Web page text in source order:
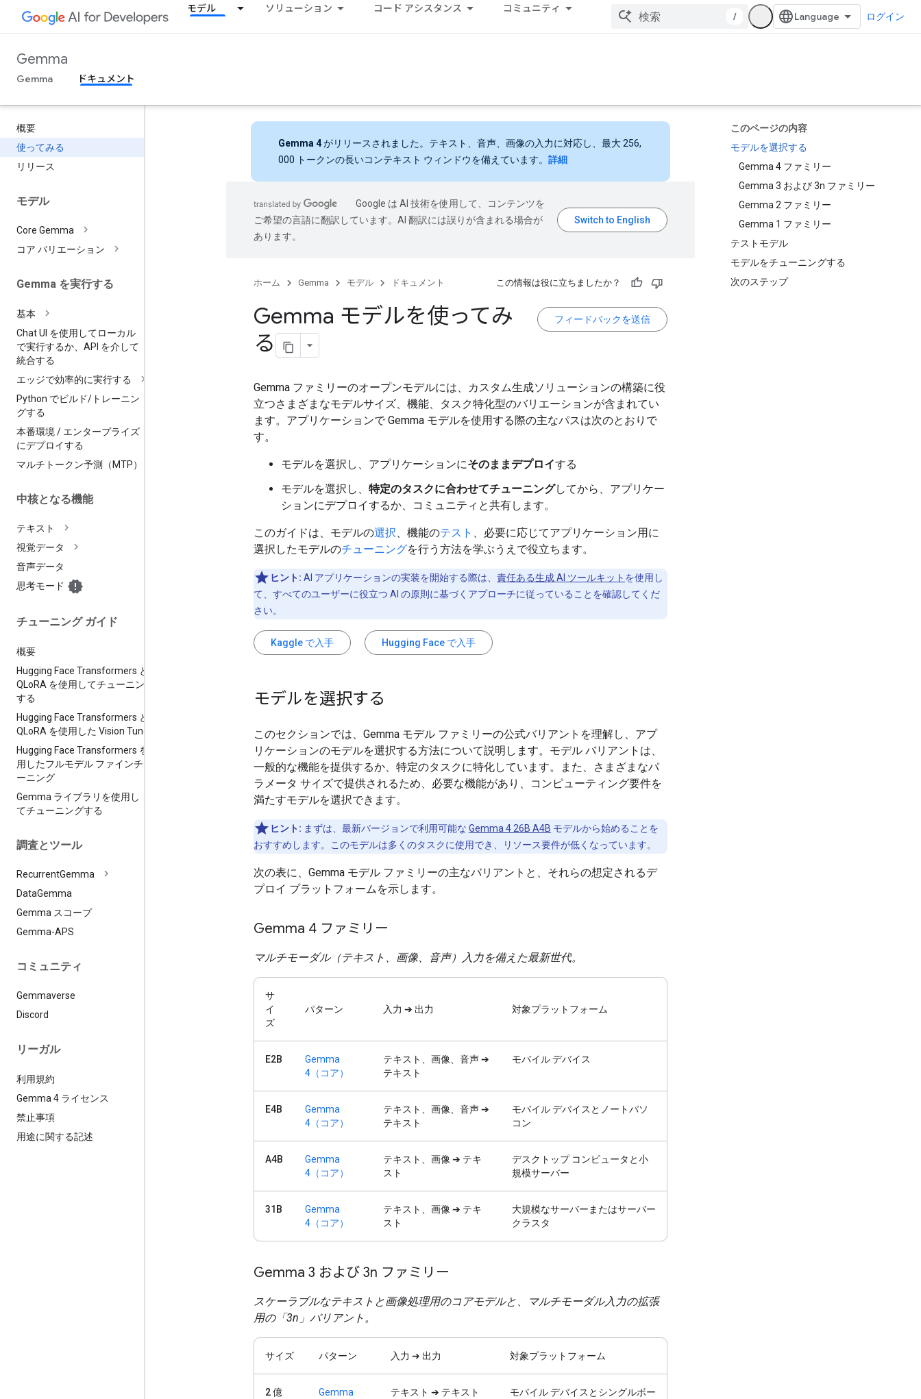
モデル ソリューション コード アシスタンス コミュニティ
/ ログイン
Gemma
Gemma ドキュメント
概要
使ってみる
リリース
モデル
Core Gemma
コア バリエーション
Gemma を実行する
基本
Chat UI を使用してローカル
で実行するか、API を介して
統合する
エッジで効率的に実行する
Python でビルド/ トレーニン
グする
本番環境 / エンタープライズ
にデプロイする
マルチトークン予測（MTP）
中核となる機能
テキスト
視覚データ
音声データ
思考モード
チューニング ガイド
概要
Hugging Face Transformers と
QLoRA を使用してチューニング
する
Hugging Face Transformers と
QLoRA を使用した Vision Tune
Hugging Face Transformers を使
用したフルモデル ファインチュ
ーニング
Gemma ライブラリを使用し
てチューニングする
調査とツール
RecurrentGemma
DataGemma
Gemma スコープ
Gemma-APS
コミュニティ
Gemmaverse
Discord
リーガル
利用規約
Gemma 4 ライセンス
禁止事項
用途に関する記述
このページの内容
モデルを選択する
Gemma 4 ファミリー
Gemma 3 および 3n ファミリー
Gemma 2 ファミリー
Gemma 1 ファミリー
テストモデル
モデルをチューニングする
次のステップ
Gemma 4がリリースされました。テキスト、音声、画像の入力に対応し、最大 256,
000 トークンの長いコンテキスト ウィンドウを備えています。 詳細
Google は AI 技術を使用して、コンテンツを
ご希望の言語に翻訳しています。AI 翻訳には誤りが含まれる場合が
あります。
ホーム Gemma モデル ドキュメント この情報は役に立ちましたか？
フィードバックを送信
Gemma モデルを使ってみ
る
Gemma ファミリーのオープンモデルには、カスタム生成ソリューションの構築に役
立つさまざまなモデルサイズ、機能、タスク特化型のバリエーションが含まれてい
ます。アプリケーションで Gemma モデルを使用する際の主なパスは次のとおりで
す。
モデルを選択し、アプリケーションにそのままデプロイする
モデルを選択し、 特定のタスクに合わせてチューニングしてから、アプリケー
ションにデプロイするか、コミュニティと共有します。
このガイドは、モデルの選択、機能のテスト 、必要に応じてアプリケーション用に
選択したモデルのチューニングを行う方法を学ぶうえで役立ちます。
ヒント: AI アプリケーションの実装を開始する際は、 責任ある生成 AI ツールキット を使用し
て、すべてのユーザーに役立つ AI の原則に基づくアプローチに従っていることを確認してくだ
さい。
Kaggle で入手 Hugging Face で入手
モデルを選択する
このセクションでは、Gemma モデル ファミリーの公式バリアントを理解し、アプ
リケーションのモデルを選択する方法について説明します。モデル バリアントは、
一般的な機能を提供するか、特定のタスクに特化しています。また、さまざまなパ
ラメータ サイズで提供されるため、必要な機能があり、コンピューティング要件を
満たすモデルを選択できます。
ヒント: まずは、最新バージョンで利用可能な Gemma 4 26B A4B モデルから始めることを
おすすめします。このモデルは多くのタスクに使用でき、リソース要件が低くなっています。
次の表に、Gemma モデル ファミリーの主なバリアントと、それらの想定されるデ
プロイ プラットフォームを示します。
Gemma 4 ファミリー
マルチモーダル（テキスト、画像、音声）入力を備えた最新世代。
サ
イ
ズ
パターン 入力 ➔ 出力 対象プラットフォーム
E2B
Gemma
4（コア）
テキスト、画像、音声 ➔
テキスト
モバイル デバイス
E4B
Gemma
4（コア）
テキスト、画像、音声 ➔
テキスト
モバイル デバイスとノートパソ
コン
A4B
Gemma
4（コア）
テキスト、画像 ➔ テキ
スト
デスクトップ コンピュータと小
規模サーバー
31B
Gemma
4（コア）
テキスト、画像 ➔ テキ
スト
大規模なサーバーまたはサーバー
クラスタ
Gemma 3 および 3n ファミリー
スケーラブルなテキストと画像処理用のコアモデルと、マルチモーダル入力の拡張
用の「3n」バリアント。
サイズ パターン 入力 ➔ 出力 対象プラットフォーム
2 億
Gemma
テキスト ➔ テキスト
モバイル デバイスとシングルボー